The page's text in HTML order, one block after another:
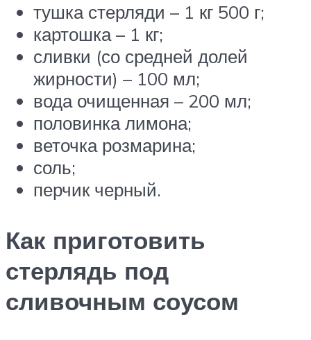
тушка стерляди – 1 кг 500 г;
картошка – 1 кг;
сливки (со средней долей
жирности) – 100 мл;
вода очищенная – 200 мл;
половинка лимона;
веточка розмарина;
соль;
перчик черный.
Как приготовить
стерлядь под
сливочным соусом